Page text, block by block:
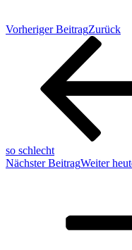
Vorheriger BeitragZurück
so schlecht
Nächster BeitragWeiter